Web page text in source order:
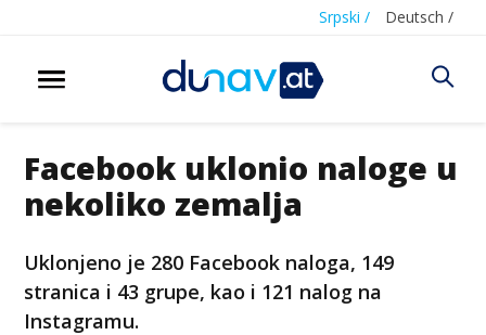
Srpski / Deutsch /
Facebook uklonio naloge u
nekoliko zemalja
Uklonjeno je 280 Facebook naloga, 149
stranica i 43 grupe, kao i 121 nalog na
Instagramu.